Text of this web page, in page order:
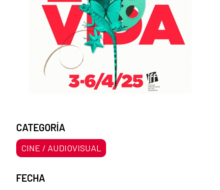
CATEGORÍA
CINE / AUDIOVISUAL
FECHA